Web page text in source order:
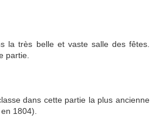
la très belle et vaste salle des fêtes.
partie.
dans cette partie la plus ancienne
1804).